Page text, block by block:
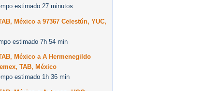
estimado 27 minutos
México a 97367 Celestún, YUC,
estimado 7h 54 min
México a A Hermenegildo
TAB, México
estimado 1h 36 min